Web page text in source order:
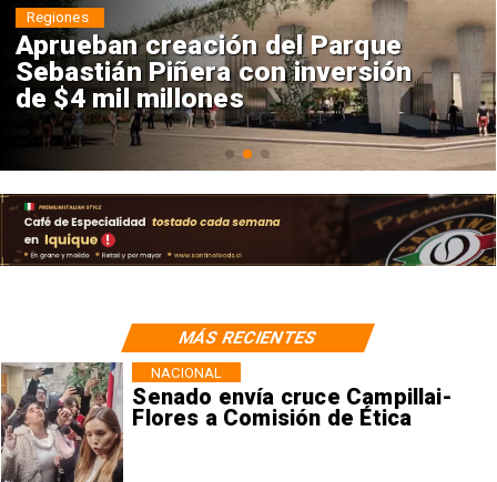
Aprueban creación del Parque
Sebastián Piñera con inversión
de $4 mil millones
Regiones
Senado envía cruce Campillai-
Flores a Comisión de Ética
NACIONAL
MÁS RECIENTES